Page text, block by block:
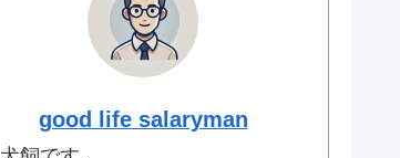
good life salaryman